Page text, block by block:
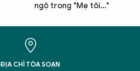
ngộ trong "Mẹ tôi..."
ĐỊA CHỈ TÒA SOẠN